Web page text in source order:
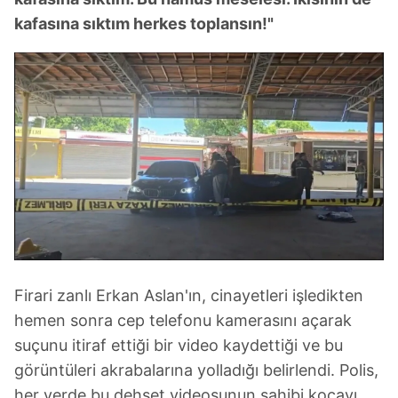
ilgili mevzuata uygun olarak kullanılan çerezlerle ilgili bilgi
kafasına sıktım herkes toplansın!"
Firari zanlı Erkan Aslan'ın, cinayetleri işledikten
hemen sonra cep telefonu kamerasını açarak
suçunu itiraf ettiği bir video kaydettiği ve bu
görüntüleri akrabalarına yolladığı belirlendi. Polis,